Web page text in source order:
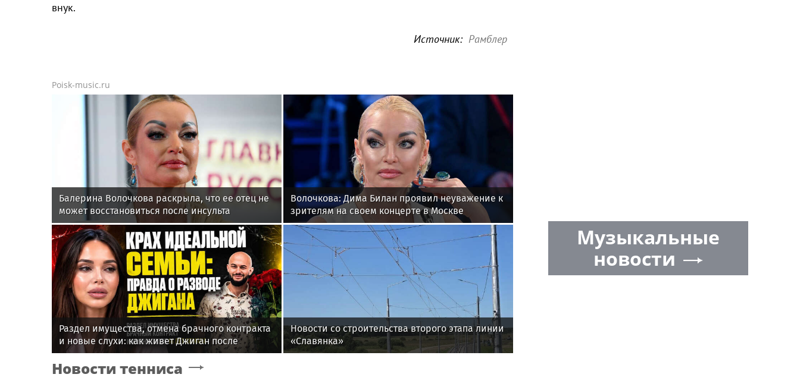
внук.
Источник: Рамблер
Poisk-music.ru
Балерина Волочкова раскрыла, что ее отец не
может восстановиться после инсульта
Волочкова: Дима Билан проявил неуважение к
зрителям на своем концерте в Москве
Раздел имущества, отмена брачного контракта
и новые слухи: как живет Джиган после
развода с Оксаной Самойловой
Новости со строительства второго этапа линии
«Славянка»
Новости тенниса
Музыкальные
новости